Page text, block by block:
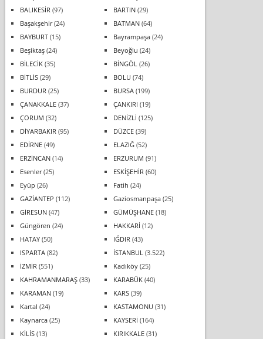
BALIKESİR (97) BARTIN(29)
Başakşehir(24) BATMAN(64)
BAYBURT(15) Bayrampaşa(24)
Beşiktaş(24) Beyoğlu (24)
BİLECİK(35) BİNGÖL (26)
BİTLİS(29) BOLU (74)
BURDUR (25) BURSA(199)
ÇANAKKALE(37) ÇANKIRI (19)
ÇORUM (32) DENİZLİ (125)
DİYARBAKIR (95) DÜZCE(39)
EDİRNE(49) ELAZIĞ(52)
ERZİNCAN(14) ERZURUM (91)
Esenler(25) ESKİŞEHİR (60)
Eyüp (26) Fatih (24)
GAZİANTEP (112) Gaziosmanpaşa(25)
GİRESUN(47) GÜMÜŞHANE(18)
Güngören (24) HAKKARİ (12)
HATAY(50) IĞDIR (43)
ISPARTA(82) İSTANBUL (3.522)
İZMİR (551) Kadıköy(25)
KAHRAMANMARAŞ(33) KARABÜK(40)
KARAMAN(19) KARS(39)
Kartal (24) KASTAMONU (31)
Kaynarca(25) KAYSERİ (164)
KİLİS(13) KIRIKKALE(31)